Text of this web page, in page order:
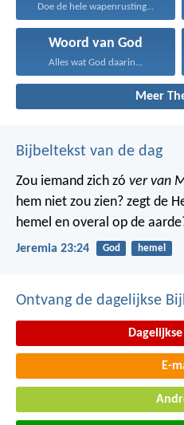
Doe de hele wapenrusting...
Woord van God
Alles wat God daarin...
Meer
Bijbeltekst van de dag
Zou iemand zich zó ver van
hem niet zou zien? zegt de
hemel en overal op de
Jeremia 23:24 God hemel
Ontvang de dagelijkse
E-